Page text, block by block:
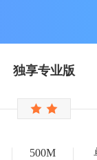
独享专业版
500M